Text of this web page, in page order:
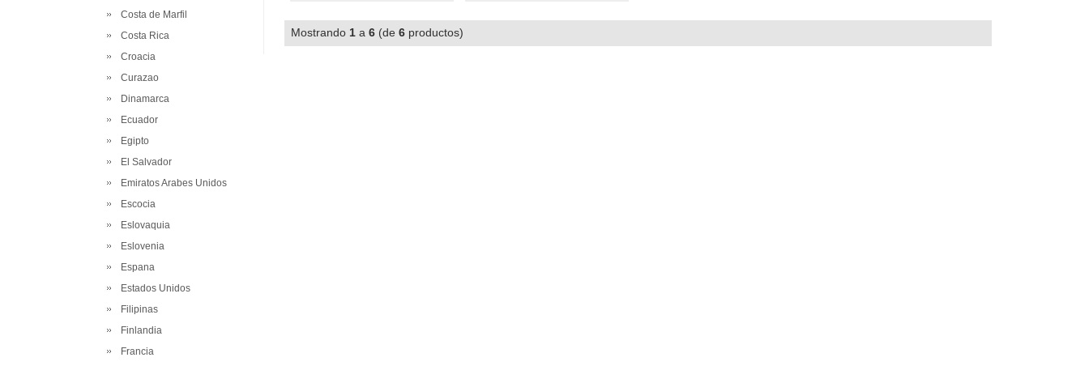
Costa de Marfil
Costa Rica
Croacia
Curazao
Dinamarca
Ecuador
Egipto
El Salvador
Emiratos Arabes Unidos
Escocia
Eslovaquia
Eslovenia
Espana
Estados Unidos
Filipinas
Finlandia
Francia
Mostrando 1 a 6 (de 6 productos)